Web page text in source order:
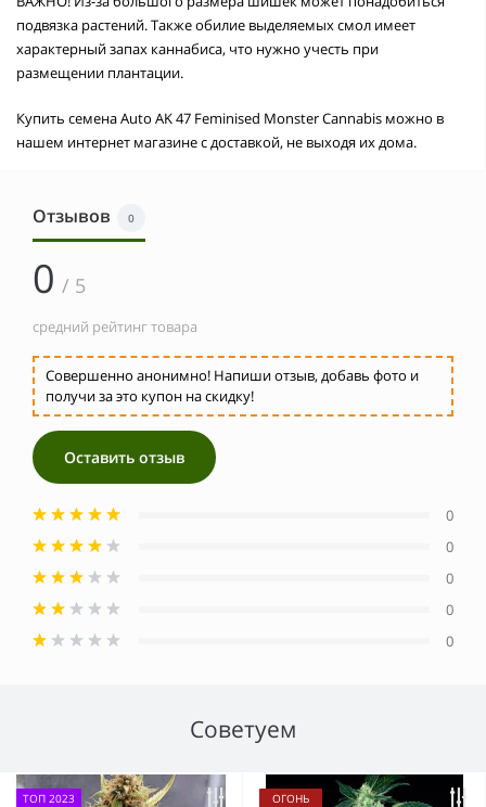
подвязка растений. Также обилие выделяемых смол имеет
характерный запах каннабиса, что нужно учесть при
размещении плантации.
Купить семена Auto AK 47 Feminised Monster Cannabis можно в
нашем интернет магазине с доставкой, не выходя их дома.
Отзывов 0
0 / 5
средний рейтинг товара
Совершенно анонимно! Напиши отзыв, добавь фото и
получи за это купон на скидку!
Оставить отзыв
0
0
0
0
0
Советуем
ТОП 2023
ОГОНЬ